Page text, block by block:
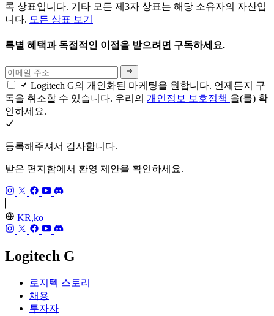
록 상표입니다. 기타 모든 제3자 상표는 해당 소유자의 자산입
니다. 모든 상표 보기
특별 혜택과 독점적인 이점을 받으려면 구독하세요.
Logitech G의 개인화된 마케팅을 원합니다. 언제든지 구
독을 취소할 수 있습니다. 우리의 개인정보 보호정책 을(를) 확
인하세요.
등록해주셔서 감사합니다.
받은 편지함에서 환영 제안을 확인하세요.
KR,ko
Logitech G
로지텍 스토리
채용
투자자